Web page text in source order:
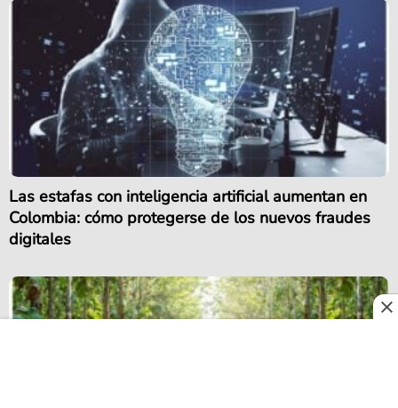
Las estafas con inteligencia artificial aumentan en
Colombia: cómo protegerse de los nuevos fraudes
digitales